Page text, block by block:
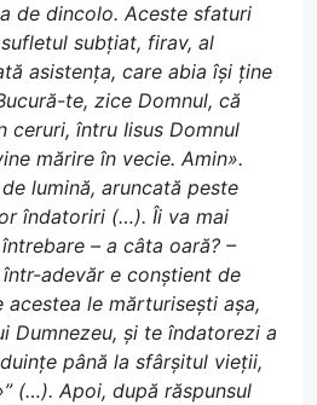
de dincolo. Aceste sfaturi
subțiat, firav, al
asistența, care abia își ține
te, zice Domnul, că
ceruri, întru Iisus Domnul
mărire în vecie. Amin».
lumină, aruncată peste
îndatoriri (…). Îi va mai
– a câta oară? –
adevăr e conștient de
acestea le mărturisești așa,
Dumnezeu, și te îndatorezi a
până la sfârșitul vieții,
(…). Apoi, după răspunsul